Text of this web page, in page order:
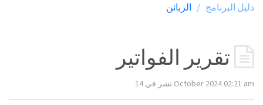
دليل البرنامج / الزبائن
نشر في 14 October 2024 02:21 am